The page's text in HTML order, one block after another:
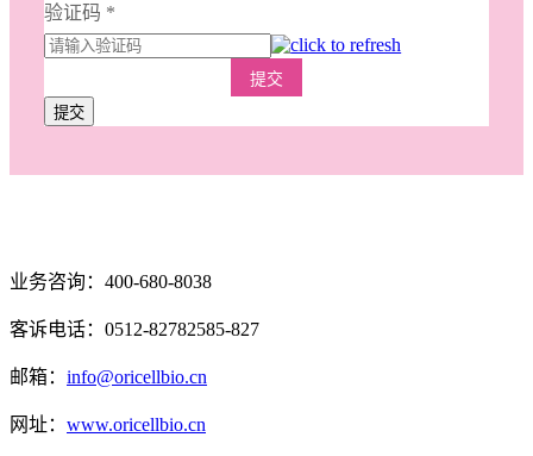
验证码 *
提交
提交
业务咨询：400-680-8038
客诉电话：0512-82782585-827
邮箱： info@oricellbio.cn
网址： www.oricellbio.cn